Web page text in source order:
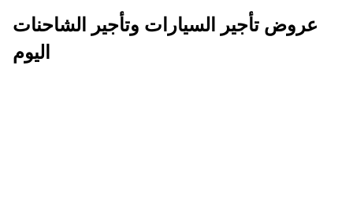
عروض تأجير السيارات وتأجير الشاحنات
اليوم